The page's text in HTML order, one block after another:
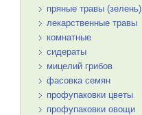
пряные травы (зелень)
лекарственные травы
комнатные
сидераты
мицелий грибов
фасовка семян
профупаковки цветы
профупаковки овощи